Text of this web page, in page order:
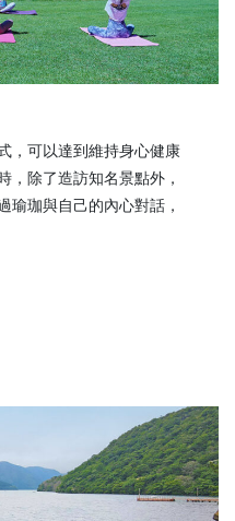
，可以達到維持身心健康
，除了造訪知名景點外，
瑜珈與自己的內心對話，